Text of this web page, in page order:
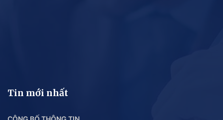
Tin mới nhất